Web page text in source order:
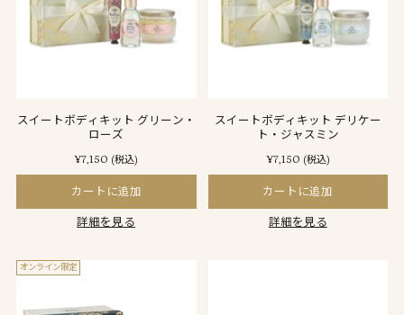
スイートボディキット グリーン・
ローズ
¥7,150 (税込)
カートに追加
詳細を見る
スイートボディキット デリケー
ト・ジャスミン
¥7,150 (税込)
カートに追加
詳細を見る
オンライン限定